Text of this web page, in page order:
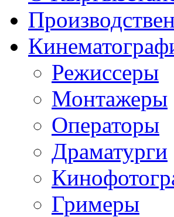
Режиссеры
Монтажеры
Операторы
Драматурги
Гримеры